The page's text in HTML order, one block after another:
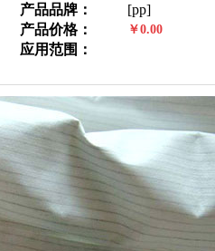
产品品牌：
[pp]
产品价格：
￥0.00
应用范围：